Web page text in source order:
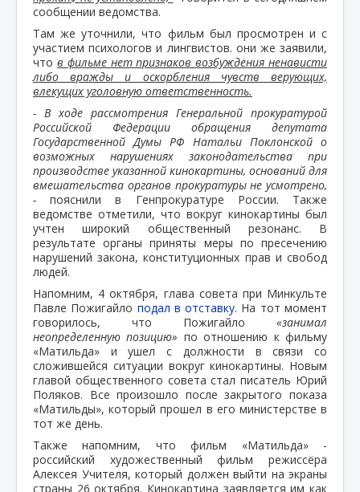
сообщении ведомства.
Там же уточнили, что фильм был просмотрен и с
участием психологов и лингвистов. они же заявили,
что в фильме нет признаков возбуждения ненависти
либо вражды и оскорбления чувств верующих,
влекущих уголовную ответственность.
- В ходе рассмотрения Генеральной прокуратурой
Российской Федерации обращения депутата
Государственной Думы РФ Натальи Поклонской о
возможных нарушениях законодательства при
производстве указанной кинокартины, оснований для
вмешательства органов прокуратуры не усмотрено,
- пояснили в Генпрокуратуре России. Также
ведомстве отметили, что вокруг кинокартины был
учтен широкий общественный резонанс. В
результате органы приняты меры по пресечению
нарушений закона, конституционных прав и свобод
людей.
Напомним, 4 октября, глава совета при Минкульте
Павле Пожигайло подал в отставку. На тот момент
говорилось, что Пожигайло «занимал
неопределенную позицию» по отношению к фильму
«Матильда» и ушел с должности в связи со
сложившейся ситуации вокруг кинокартины. Новым
главой общественного совета стал писатель Юрий
Поляков. Все произошло после закрытого показа
«Матильды», который прошел в его министерстве в
тот же день.
Также напомним, что фильм «Матильда» -
российский художественный фильм режиссёра
Алексея Учителя, который должен выйти на экраны
страны 26 октября. Кинокартина заявляется им как